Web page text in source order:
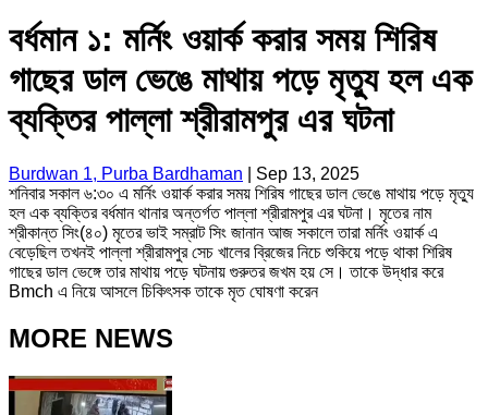
বর্ধমান ১: মর্নিং ওয়ার্ক করার সময় শিরিষ
গাছের ডাল ভেঙে মাথায় ‌পড়ে মৃত্যু হল এক
ব্যক্তির পাল্লা শ্রীরামপুর এর ঘটনা
Burdwan 1, Purba Bardhaman
Sep 13, 2025
শনিবার সকাল ৬:৩০ এ মর্নিং ওয়ার্ক করার সময় শিরিষ গাছের ডাল ভেঙে মাথায় ‌পড়ে মৃত্যু
হল এক ব্যক্তির বর্ধমান থানার অন্তর্গত পাল্লা শ্রীরামপুর এর ঘটনা। মৃতের নাম
শ্রীকান্ত সিং(৪০) মৃতের ভাই সম্রাট সিং জানান আজ সকালে তারা মর্নিং ওয়ার্ক এ
বেড়েছিল তখনই পাল্লা শ্রীরামপুর সেচ খালের ব্রিজের নিচে শুকিয়ে পড়ে থাকা শিরিষ
গাছের ডাল ভেঙ্গে তার মাথায় পড়ে ঘটনায় গুরুতর জখম হয় সে। তাকে উদ্ধার করে
Bmch এ নিয়ে আসলে চিকিৎসক তাকে মৃত ঘোষণা করেন
MORE NEWS